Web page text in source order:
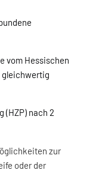
vom Hessischen
gleichwertig
(HZP) nach 2
zur
oder der